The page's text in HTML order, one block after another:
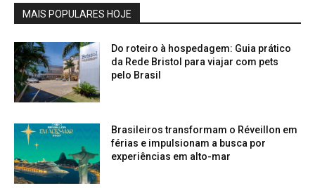
MAIS POPULARES HOJE
Do roteiro à hospedagem: Guia prático
da Rede Bristol para viajar com pets
pelo Brasil
Brasileiros transformam o Réveillon em
férias e impulsionam a busca por
experiências em alto-mar